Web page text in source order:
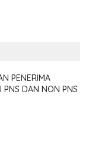
PENERIMA
PNS DAN NON PNS